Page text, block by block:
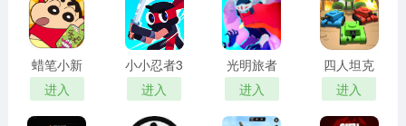
蜡笔小新
跑酷
进入
小小忍者3
免费版
进入
光明旅者
内置菜单
版
进入
四人坦克
大战手游
进入